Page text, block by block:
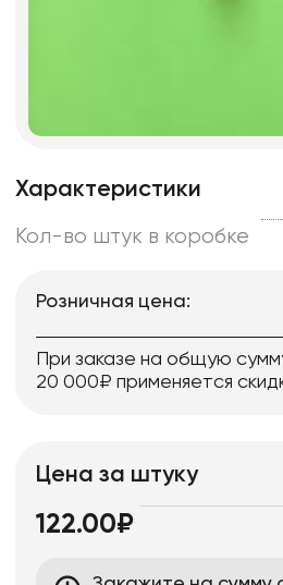
Характеристики
Кол-во штук в коробке
Розничная цена:
При заказе на общую
20 000₽ применяется
Цена за штуку
122.00₽